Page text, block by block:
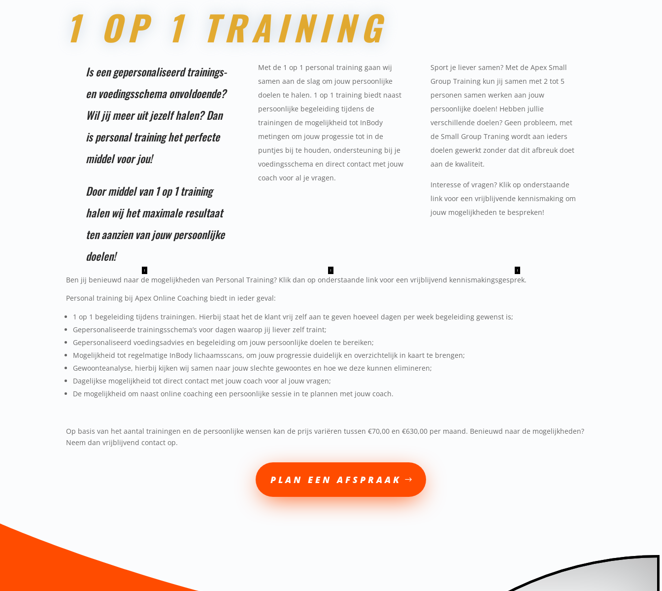
1 OP 1 TRAINING
Is een gepersonaliseerd trainings-
en voedingsschema onvoldoende?
Wil jij meer uit jezelf halen? Dan
is personal training het perfecte
middel voor jou!
Door middel van 1 op 1 training
halen wij het maximale resultaat
ten aanzien van jouw persoonlijke
doelen!
Met de 1 op 1 personal training gaan wij
samen aan de slag om jouw persoonlijke
doelen te halen. 1 op 1 training biedt naast
persoonlijke begeleiding tijdens de
trainingen de mogelijkheid tot InBody
metingen om jouw progessie tot in de
puntjes bij te houden, ondersteuning bij je
voedingsschema en direct contact met jouw
coach voor al je vragen.
Sport je liever samen? Met de Apex Small
Group Training kun jij samen met 2 tot 5
personen samen werken aan jouw
persoonlijke doelen! Hebben jullie
verschillende doelen? Geen probleem, met
de Small GroupTraning wordt aan ieders
doelen gewerkt zonder dat dit afbreuk doet
aan de kwaliteit.
Interesse of vragen? Klik op onderstaande
link voor een vrijblijvende kennismaking om
jouw mogelijkheden te bespreken!
Ben jij benieuwd naar de mogelijkheden van Personal Training? Klik dan op onderstaande link voor een vrijblijvend kennismakingsgesprek.
Personal training bij Apex Online Coaching biedt in ieder geval:
1 op 1 begeleiding tijdens trainingen. Hierbij staat het de klant vrij zelf aan te geven hoeveel dagen per week begeleiding gewenst is;
Gepersonaliseerde trainingsschema’s voor dagen waarop jij liever zelf traint;
Gepersonaliseerd voedingsadvies en begeleiding om jouw persoonlijke doelen te bereiken;
Mogelijkheid tot regelmatige InBody lichaamsscans, om jouw progressie duidelijk en overzichtelijk in kaart te brengen;
Gewoonteanalyse, hierbij kijken wij samen naar jouw slechte gewoontes en hoe we deze kunnen elimineren;
Dagelijkse mogelijkheid tot direct contact met jouw coach voor al jouw vragen;
De mogelijkheid om naast online coaching een persoonlijke sessie in te plannen met jouw coach.
Op basis van het aantal trainingen en de persoonlijke wensen kan de prijs variëren tussen €70,00 en €630,00 per maand. Benieuwd naar de mogelijkheden?
Neem dan vrijblijvend contact op.
PLAN EEN AFSPRAAK